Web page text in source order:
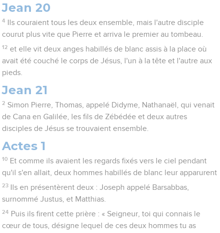
Jean 20
4
Ils couraient tous les deux ensemble, mais l'autre disciple
courut plus vite que Pierre et arriva le premier au tombeau.
12 et elle vit deux anges habillés de blanc assis à la place où
avait été couché le corps de Jésus, l'un à la tête et l'autre aux
pieds.
Jean 21
2 Simon Pierre, Thomas, appelé Didyme, Nathanaël, qui venait
de Cana en Galilée, les fils de Zébédée et deux autres
disciples de Jésus se trouvaient ensemble.
Actes 1
10 Et comme ils avaient les regards fixés vers le ciel pendant
qu'il s'en allait, deux hommes habillés de blanc leur apparurent
23
Ils en présentèrent deux : Joseph appelé Barsabbas,
surnommé Justus, et Matthias.
24 Puis ils firent cette prière : « Seigneur, toi qui connais le
cœur de tous, désigne lequel de ces deux hommes tu as